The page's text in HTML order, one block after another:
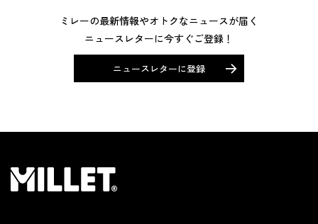
ミレーの最新情報やオトクなニュースが届く
ニュースレターに今すぐご登録！
ニュースレターに登録